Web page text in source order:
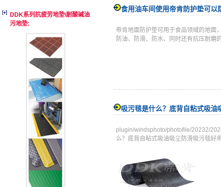
DDK系列抗疲劳地垫\耐酸碱油
污地垫:
食用油车间使用帝肯防护垫可以
帝肯地面防护垫可用于食品领域的地面
防油、防滑、防水、同时还有抗压耐
吸污毯是什么？底背自粘式吸油
plugin/windsphoto/photofile/20232/
么？底背自粘式吸油吸尘防滑吸污毯好